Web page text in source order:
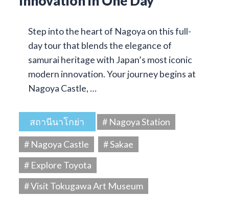
Step into the heart of Nagoya on this full-
day tour that blends the elegance of
samurai heritage with Japan’s most iconic
modern innovation. Your journey begins at
Nagoya Castle, …
สถานีนาโกย่า
# Nagoya Station
# Nagoya Castle
# Sakae
# Explore Toyota
# Visit Tokugawa Art Museum